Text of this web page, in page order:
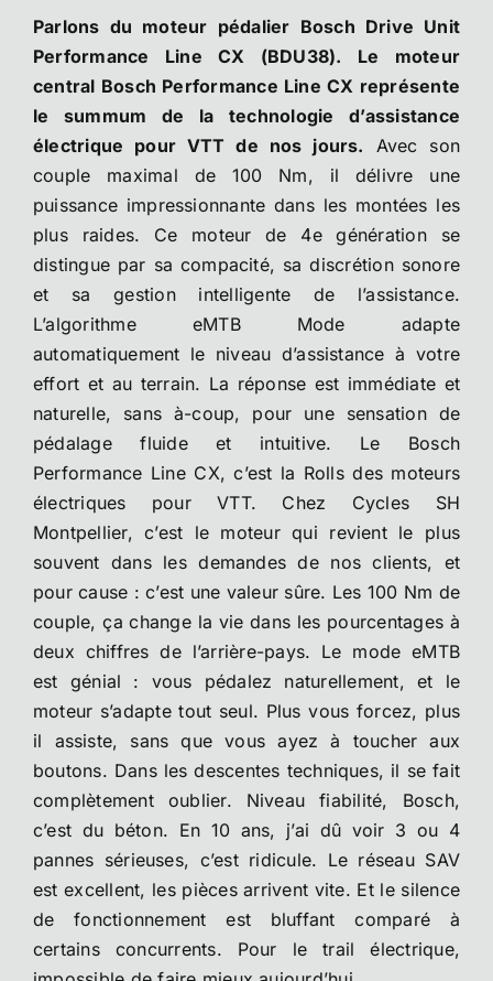
Parlons du moteur pédalier Bosch Drive Unit
Performance Line CX (BDU38). Le moteur
central Bosch Performance Line CX représente
le summum de la technologie d’assistance
électrique pour VTT de nos jours. Avec son
couple maximal de 100 Nm, il délivre une
puissance impressionnante dans les montées les
plus raides. Ce moteur de 4e génération se
distingue par sa compacité, sa discrétion sonore
et sa gestion intelligente de l’assistance.
L’algorithme eMTB Mode adapte
automatiquement le niveau d’assistance à votre
effort et au terrain. La réponse est immédiate et
naturelle, sans à-coup, pour une sensation de
pédalage fluide et intuitive. Le Bosch
Performance Line CX, c’est la Rolls des moteurs
électriques pour VTT. Chez Cycles SH
Montpellier, c’est le moteur qui revient le plus
souvent dans les demandes de nos clients, et
pour cause : c’est une valeur sûre. Les 100 Nm de
couple, ça change la vie dans les pourcentages à
deux chiffres de l’arrière-pays. Le mode eMTB
est génial : vous pédalez naturellement, et le
moteur s’adapte tout seul. Plus vous forcez, plus
il assiste, sans que vous ayez à toucher aux
boutons. Dans les descentes techniques, il se fait
complètement oublier. Niveau fiabilité, Bosch,
c’est du béton. En 10 ans, j’ai dû voir 3 ou 4
pannes sérieuses, c’est ridicule. Le réseau SAV
est excellent, les pièces arrivent vite. Et le silence
de fonctionnement est bluffant comparé à
certains concurrents. Pour le trail électrique,